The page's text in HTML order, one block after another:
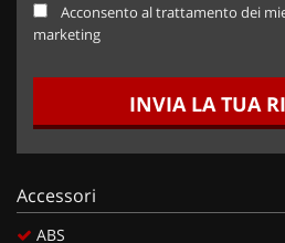
Acconsento al trattamento dei
marketing
INVIA LA TUA
Accessori
ABS